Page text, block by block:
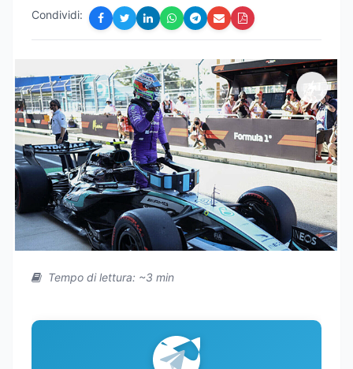
Condividi:
Tempo di lettura: ~3 min